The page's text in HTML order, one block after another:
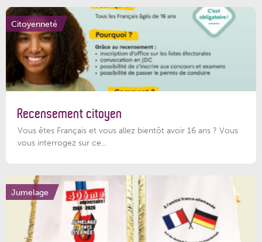
Citoyenneté
Recensement citoyen
Vous êtes Français et vous allez bientôt avoir 16 ans ? Vous
vous interrogez sur ce...
Jumelage